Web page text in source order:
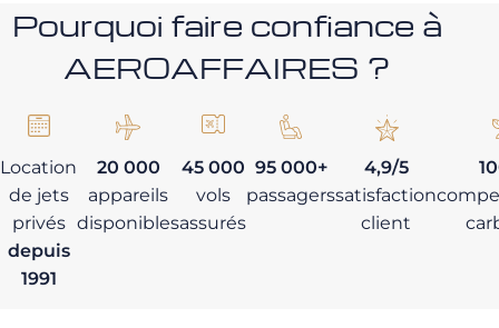
Pourquoi faire confiance à
AEROAFFAIRES ?
Location
de jets
privés
depuis
1991
20 000
appareils
disponibles
45 000
vols
assurés
95 000+
passagers
4,9/5
satisfaction
client